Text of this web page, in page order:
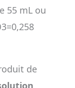
55 mL ou
de